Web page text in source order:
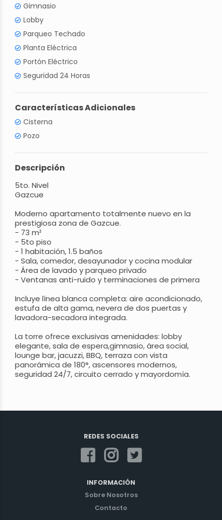
Gimnasio
Lobby
Parqueo Techado
Planta Eléctrica
Portón Eléctrico
Seguridad 24 Horas
Características Adicionales
Cisterna
Pozo
Descripción
5to. Nivel
Gazcue
Moderno apartamento totalmente nuevo en la
prestigiosa zona de Gazcue.
- 73 m²
- 5to piso
- 1 habitación, 1.5 baños
- Sala, comedor, desayunador y cocina modular
- Área de lavado y parqueo privado
- Ventanas anti-ruido y terminaciones de primera
Incluye línea blanca completa: aire acondicionado,
estufa de alta gama, nevera de dos puertas y
lavadora-secadora integrada.
La torre ofrece exclusivas amenidades: lobby
elegante, sala de espera,gimnasio, área social,
lounge bar, jacuzzi, BBQ, terraza con vista
panorámica de 180°, ascensores modernos,
seguridad 24/7, circuito cerrado y mayordomía.
REDES SOCIALES
INFORMACIÓN
Sobre Nosotros
Contacto